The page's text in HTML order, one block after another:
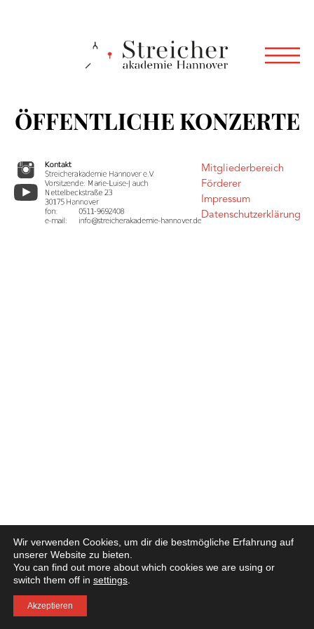
ÖFFENTLICHE KONZERTE
Mitgliederbereich
Förderer
Impressum
Datenschutzerklärung
Wir verwenden Cookies, um dir die bestmögliche Erfahrung auf
unserer Website zu bieten.
You can find out more about which cookies we are using or
switch them off in settings
Akzeptieren